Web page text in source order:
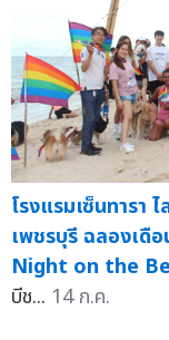
โรงแรมเซ็นทารา
เพชรบุรี ฉลองเดื
Night on the
บีช... 14 ก.ค.